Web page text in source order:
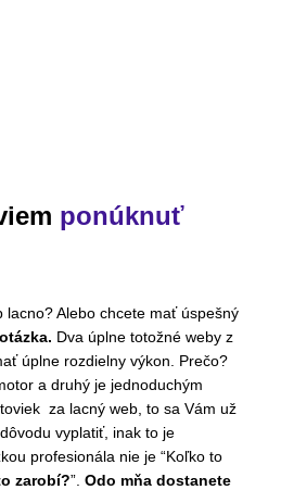
ponúknuť
lacno? Alebo chcete mať úspešný
Dva úplne totožné weby z
úplne rozdielny výkon. Prečo?
a druhý je jednoduchým
za lacný web, to sa Vám už
vyplatiť, inak to je
profesionála nie je “Koľko to
zarobí?”. Odo mňa dostanete